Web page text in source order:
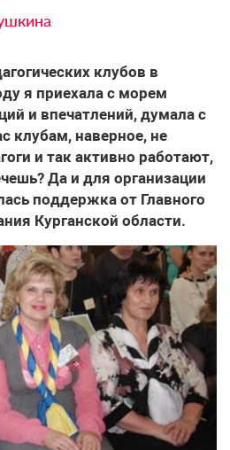
клубов в
я приехала с морем
и впечатлений, думала с
клубам, наверное, не
и так активно работают,
Да и для организации
поддержка от Главного
Курганской области.